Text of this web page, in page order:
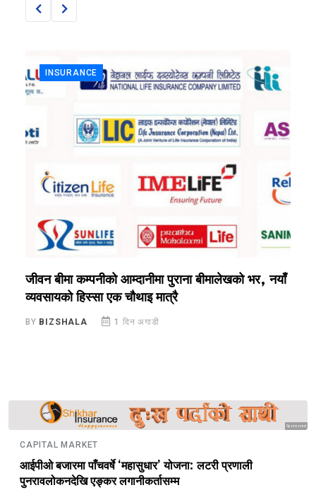
INSURANCE
जीवन बीमा कम्पनीको आम्दानीमा पुराना बीमालेखको भर, नयाँ
व्यवसायको हिस्सा एक चौथाइ मात्रै
BY BIZSHALA 1 दिन अगाडी
Sponsored
CAPITAL MARKET
आईपीओ बजारमा पाँचवर्षे ‘महासुधार’ योजना: लटरी प्रणाली
पुनरावलोकनदेखि एङ्कर लगानीकर्तासम्म